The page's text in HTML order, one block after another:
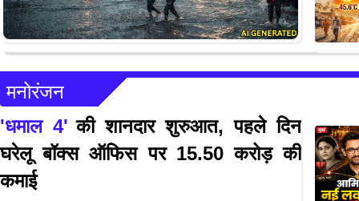
मनोरंजन
'धमाल 4' की शानदार शुरुआत, पहले दिन
घरेलू बॉक्स ऑफिस पर 15.50 करोड़ की
कमाई